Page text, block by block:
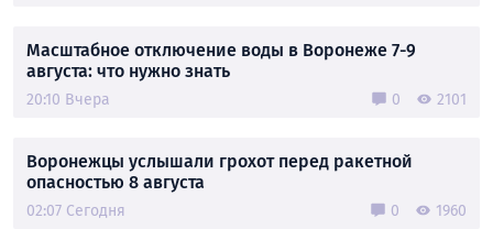
Масштабное отключение воды в Воронеже 7-9
августа: что нужно знать
20:10 Вчера 0 2101
Воронежцы услышали грохот перед ракетной
опасностью 8 августа
02:07 Сегодня 0 1960